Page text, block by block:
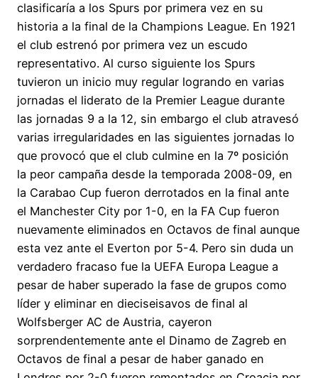
clasificaría a los Spurs por primera vez en su
historia a la final de la Champions League. En 1921
el club estrenó por primera vez un escudo
representativo. Al curso siguiente los Spurs
tuvieron un inicio muy regular logrando en varias
jornadas el liderato de la Premier League durante
las jornadas 9 a la 12, sin embargo el club atravesó
varias irregularidades en las siguientes jornadas lo
que provocó que el club culmine en la 7º posición
la peor campaña desde la temporada 2008-09, en
la Carabao Cup fueron derrotados en la final ante
el Manchester City por 1-0, en la FA Cup fueron
nuevamente eliminados en Octavos de final aunque
esta vez ante el Everton por 5-4. Pero sin duda un
verdadero fracaso fue la UEFA Europa League a
pesar de haber superado la fase de grupos como
líder y eliminar en dieciseisavos de final al
Wolfsberger AC de Austria, cayeron
sorprendentemente ante el Dinamo de Zagreb en
Octavos de final a pesar de haber ganado en